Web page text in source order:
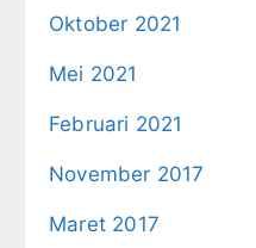
Oktober 2021
Mei 2021
Februari 2021
November 2017
Maret 2017